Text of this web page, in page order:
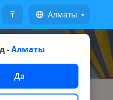
₸ Алматы
-Алматы
Да
на WhatsApp